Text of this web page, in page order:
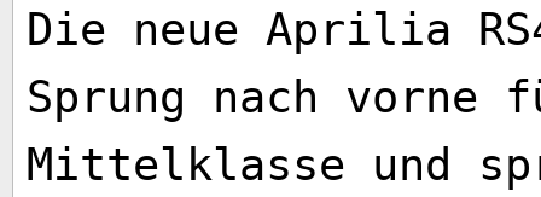
Die neue Aprilia
Sprung nach
Mittelklasse und